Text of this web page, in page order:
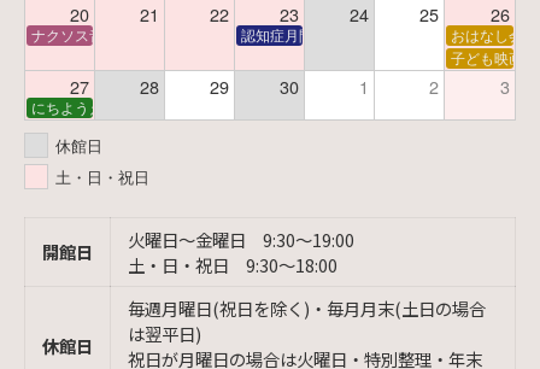
20 21 22 23 24 25 26
ナクソス音楽会 第6回 宇宙を感じるクラシック認知症月間 特別映画会「調査屋マオさんの恋
おはなし会
子ども映画会
27 28 29 30 1 2 3
にちようえほん
休館日
土・日・祝日
開館日
火曜日〜金曜日 9:30〜19:00
土・日・祝日 9:30〜18:00
休館日
毎週月曜日(祝日を除く)・毎月月末(土日の場合
は翌平日)
祝日が月曜日の場合は火曜日・特別整理・年末